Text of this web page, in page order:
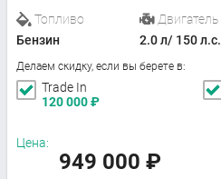
Топливо
Бензин
Двигатель
2.0 л/ 150 л.с.
Делаем скидку, если вы берете в:
Trade In
120 000₽
Цена:
949 000 ₽